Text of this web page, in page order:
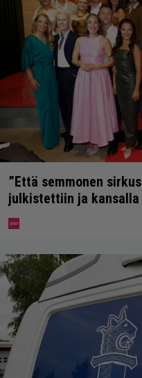
”Että semmonen
julkistettiin ja kansalla